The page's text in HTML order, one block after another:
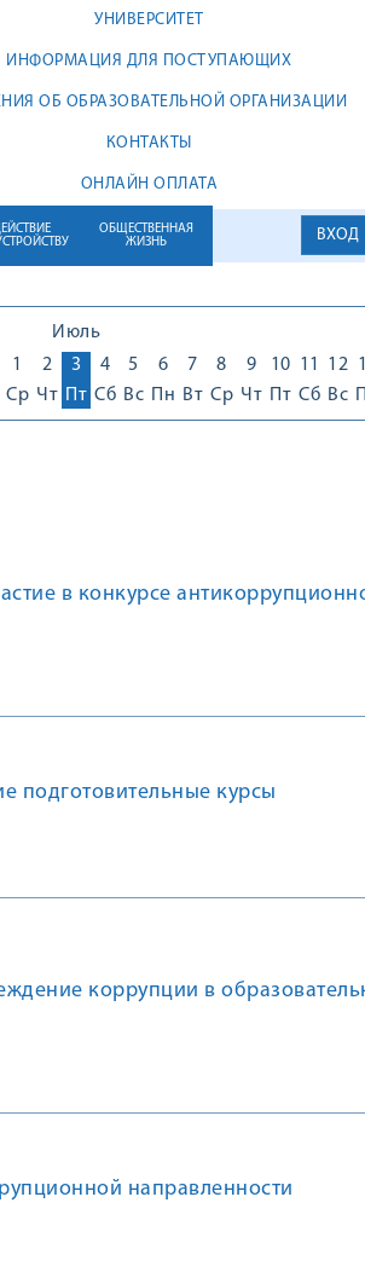
УНИВЕРСИТЕТ
ИНФОРМАЦИЯ ДЛЯ ПОСТУПАЮЩИХ
ОБ ОБРАЗОВАТЕЛЬНОЙ ОРГАНИЗАЦИИ
КОНТАКТЫ
ОНЛАЙН ОПЛАТА
ВХОД
ОБЩЕСТВЕННАЯ
ЖИЗНЬ
Июль
1
Ср
2
Чт
3
Пт
4
Сб
5
Вс
6
Пн
7
Вт
8
Ср
9
Чт
10
Пт
11
Сб
12
Вс
в конкурсе
подготовительные курсы
коррупции в
направленности